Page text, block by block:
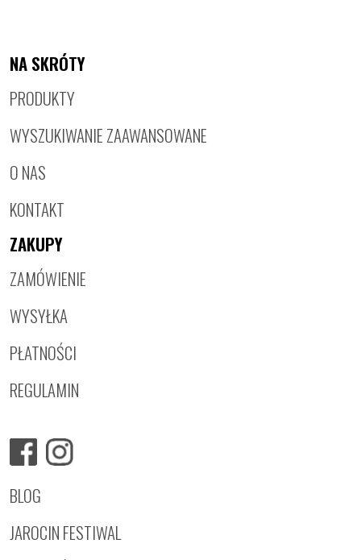
NA SKRÓTY
PRODUKTY
WYSZUKIWANIE ZAAWANSOWANE
O NAS
KONTAKT
ZAKUPY
ZAMÓWIENIE
WYSYŁKA
PŁATNOŚCI
REGULAMIN
BLOG
JAROCIN FESTIWAL